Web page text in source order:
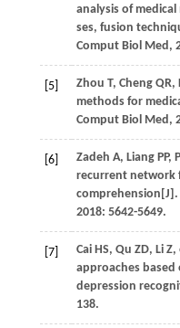
analysis of
ses, fusion
Comput Biol Med,
[5] Zhou T, Cheng QR,
methods for
Comput Biol Med,
[6] Zadeh A, Liang PP,
recurrent network
comprehension[J].
2018: 5642-5649.
[7] Cai HS, Qu ZD, Li Z,
approaches based
depression
138.